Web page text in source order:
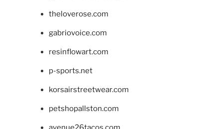
theloverose.com
gabriovoice.com
resinflowart.com
p-sports.net
korsairstreetwear.com
petshopallston.com